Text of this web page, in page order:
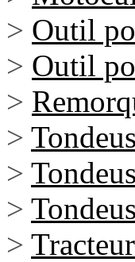
> Outil
> Outil
>
>
>
>
>